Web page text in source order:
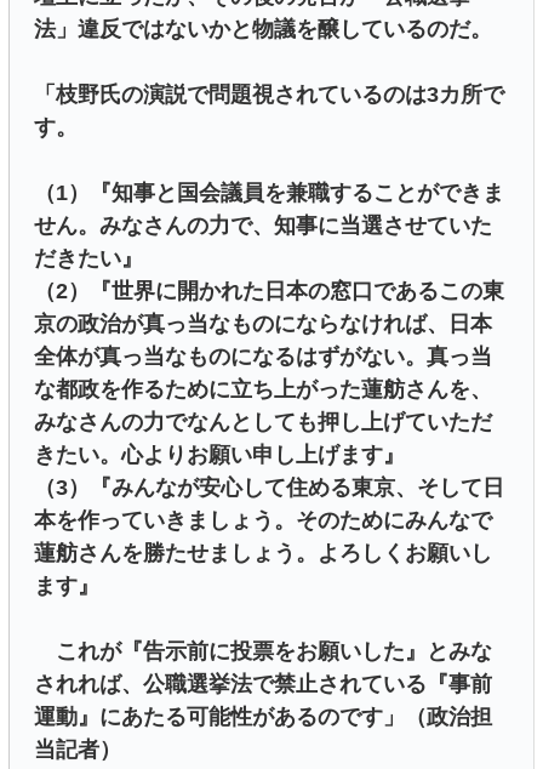
法」違反ではないかと物議を醸しているのだ。
「枝野氏の演説で問題視されているのは3カ所で
す。
（1）『知事と国会議員を兼職することができま
せん。みなさんの力で、知事に当選させていた
だきたい』
（2）『世界に開かれた日本の窓口であるこの東
京の政治が真っ当なものにならなければ、日本
全体が真っ当なものになるはずがない。真っ当
な都政を作るために立ち上がった蓮舫さんを、
みなさんの力でなんとしても押し上げていただ
きたい。心よりお願い申し上げます』
（3）『みんなが安心して住める東京、そして日
本を作っていきましょう。そのためにみんなで
蓮舫さんを勝たせましょう。よろしくお願いし
ます』
これが『告示前に投票をお願いした』とみな
されれば、公職選挙法で禁止されている『事前
運動』にあたる可能性があるのです」（政治担
当記者）